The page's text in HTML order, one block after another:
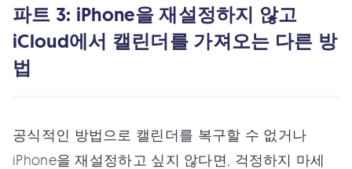
파트 3: iPhone을 재설정하지 않고
iCloud에서 캘린더를 가져오는 다른 방
법
공식적인 방법으로 캘린더를 복구할 수 없거나
iPhone을 재설정하고 싶지 않다면, 걱정하지 마세